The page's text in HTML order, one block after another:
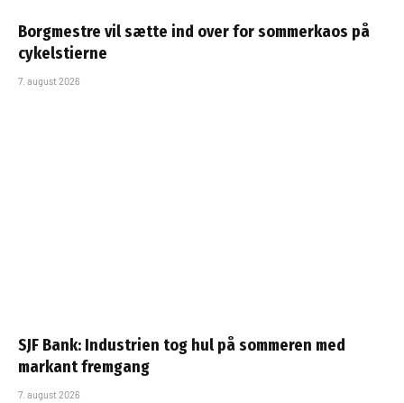
Borgmestre vil sætte ind over for sommerkaos på
cykelstierne
7. august 2026
SJF Bank: Industrien tog hul på sommeren med
markant fremgang
7. august 2026